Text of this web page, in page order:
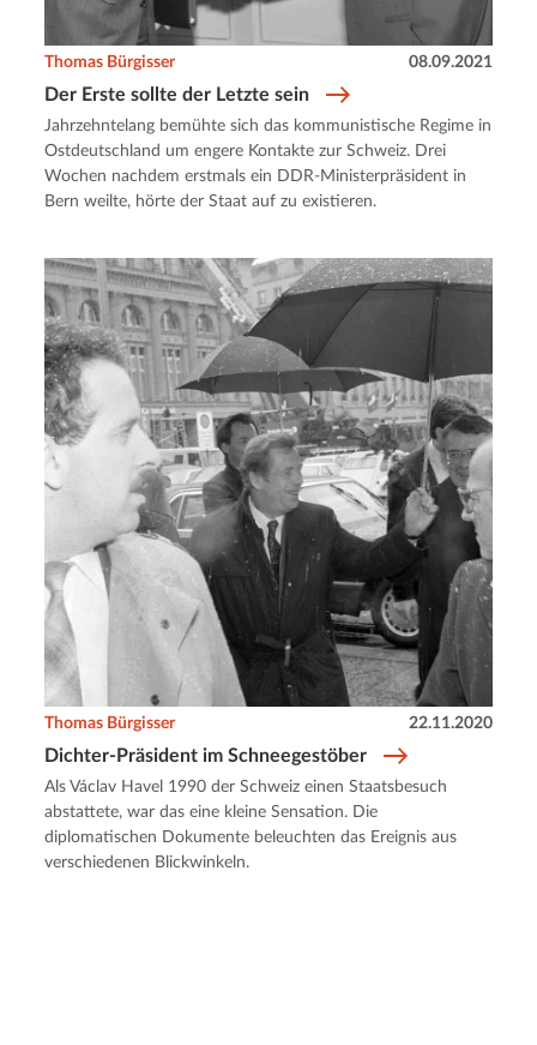
Der Erste sollte der Letzte sein
Thomas Bürgisser 08.09.2021
Jahrzehntelang bemühte sich das kommunistische Regime in
Ostdeutschland um engere Kontakte zur Schweiz. Drei
Wochen nachdem erstmals ein DDR-Ministerpräsident in
Bern weilte, hörte der Staat auf zu existieren.
Dichter-Präsident im Schneegestöber
Thomas Bürgisser 22.11.2020
Als Václav Havel 1990 der Schweiz einen Staatsbesuch
abstattete, war das eine kleine Sensation. Die
diplomatischen Dokumente beleuchten das Ereignis aus
verschiedenen Blickwinkeln.